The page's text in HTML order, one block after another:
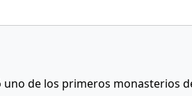
de los primeros monasterios